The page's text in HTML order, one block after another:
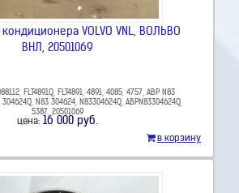
VOLVO VNL, ВОЛЬВО
ВНЛ, 20501069
FLT4891Q, FLT4891, 4891, 4085, 4757, ABP N83
N83 304624, N83304624Q, ABPN83304624Q,
5387, 20501069
цена: 16 000 руб.
в корзину